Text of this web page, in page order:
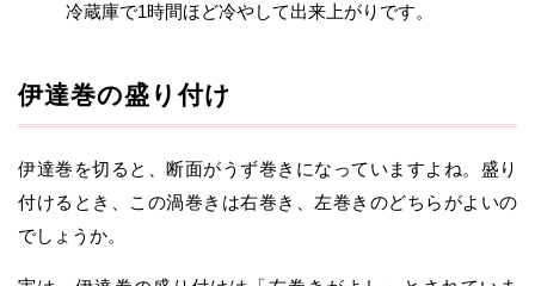
冷蔵庫で1時間ほど冷やして出来上がりです。
伊達巻の盛り付け
伊達巻を切ると、断面がうず巻きになっていますよね。盛り
付けるとき、この渦巻きは右巻き、左巻きのどちらがよいの
でしょうか。